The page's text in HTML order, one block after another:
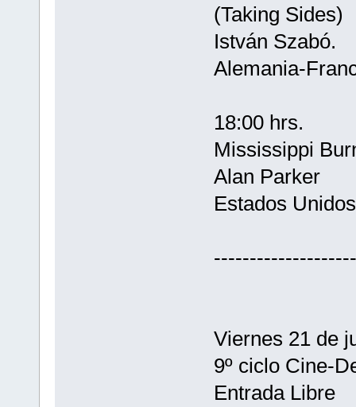
(Taking Sides)
István Szabó.
Alemania-
18:00 hrs.
Mississippi
Alan Parker
Estados
Viernes 21 de
9º ciclo Cine-
Entrada Libre